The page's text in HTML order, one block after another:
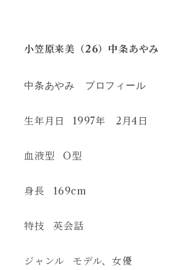
小笠原来美（26）中条あやみ
中条あやみ プロフィール
生年月日 1997年 2月4日
血液型 O型
身長 169cm
特技 英会話
ジャンル モデル、女優